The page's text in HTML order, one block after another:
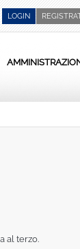
LOGIN
al terzo.